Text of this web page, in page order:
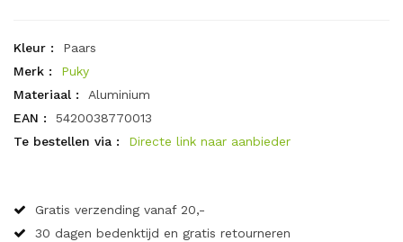
Kleur :
Paars
Merk :
Puky
Materiaal :
Aluminium
EAN :
5420038770013
Te bestellen via :
Directe link naar aanbieder
Gratis verzending vanaf 20,-
30 dagen bedenktijd en gratis retourneren